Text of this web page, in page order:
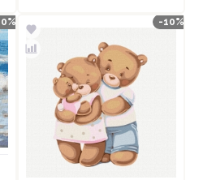
-10%